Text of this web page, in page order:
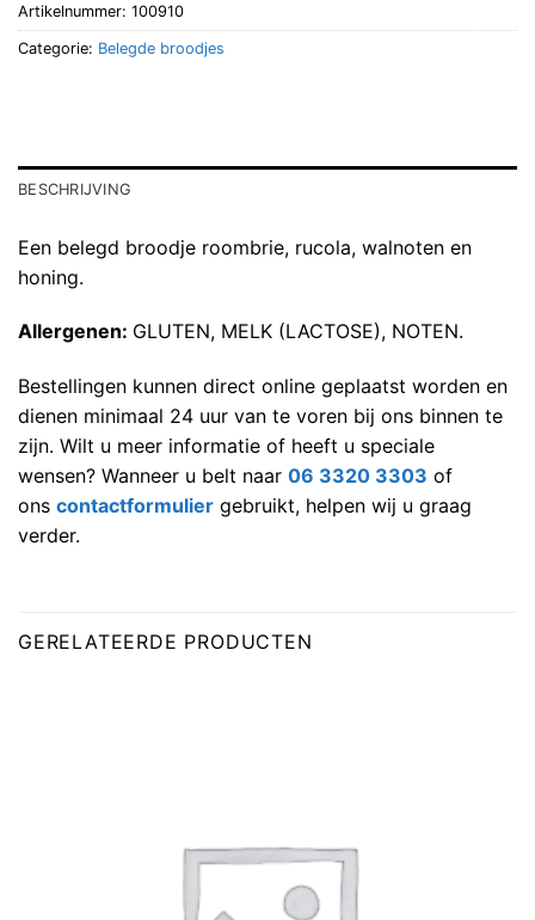
Artikelnummer: 100910
Categorie: Belegde broodjes
BESCHRIJVING
Een belegd broodje roombrie, rucola, walnoten en
honing.
Allergenen: GLUTEN, MELK (LACTOSE), NOTEN.
Bestellingen kunnen direct online geplaatst worden en
dienen minimaal 24 uur van te voren bij ons binnen te
zijn. Wilt u meer informatie of heeft u speciale
wensen? Wanneer u belt naar 06 3320 3303 of
ons contactformulier gebruikt, helpen wij u graag
verder.
GERELATEERDE PRODUCTEN